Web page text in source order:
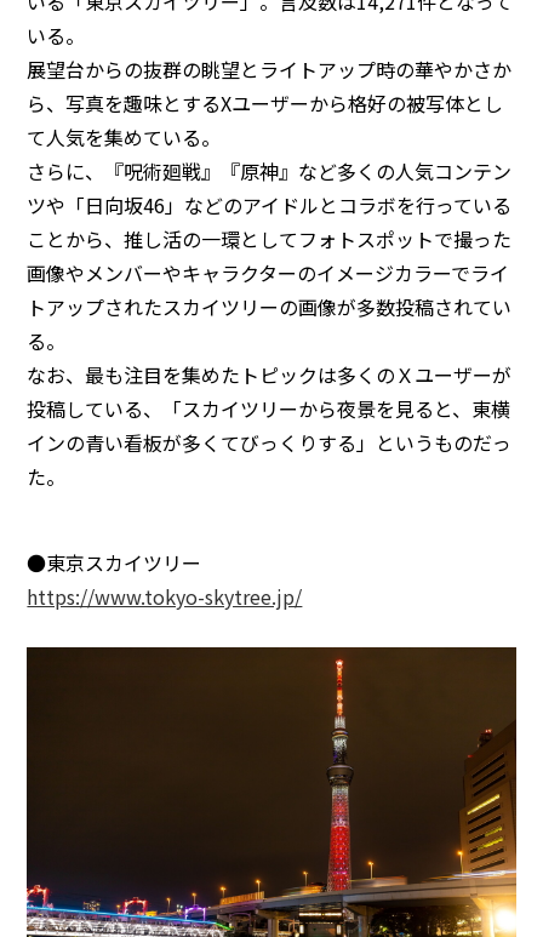
いる。
展望台からの抜群の眺望とライトアップ時の華やかさか
ら、写真を趣味とするXユーザーから格好の被写体とし
て人気を集めている。
さらに、『呪術廻戦』『原神』など多くの人気コンテン
ツや「日向坂46」などのアイドルとコラボを行っている
ことから、推し活の一環としてフォトスポットで撮った
画像やメンバーやキャラクターのイメージカラーでライ
トアップされたスカイツリーの画像が多数投稿されてい
る。
なお、最も注目を集めたトピックは多くのＸユーザーが
投稿している、「スカイツリーから夜景を見ると、東横
インの青い看板が多くてびっくりする」というものだっ
た。
●東京スカイツリー
https://www.tokyo-skytree.jp/